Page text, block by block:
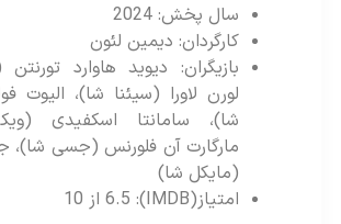
سال پخش: 2024
کارگردان: دیمین لئون
بازیگران: دیوید هاوارد
لورن لاورا (سیئنا شا)، الیوت
شا)، سامانتا اسکفیدی
مارگارت آن فلورنس (جسی شا)،
(مایکل شا)
امتیاز(IMDB): 6.5 از 10